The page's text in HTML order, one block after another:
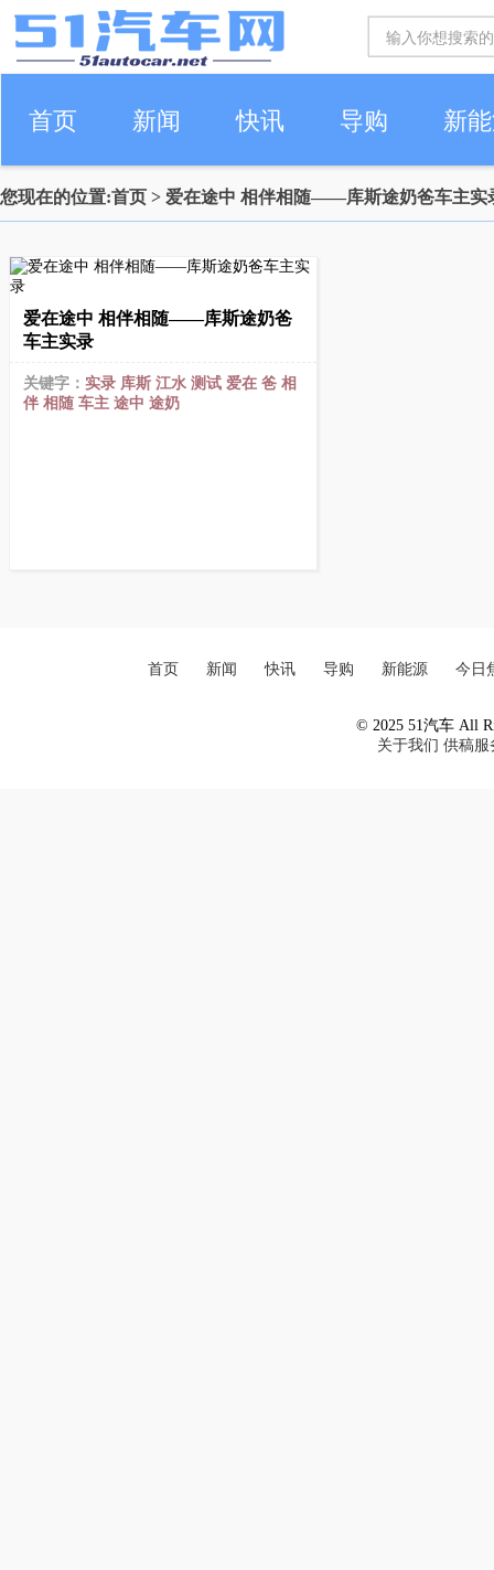
首页 新闻 快讯 导购 新
车生活
您现在的位置:首页 > 爱在途中 相伴相随——库斯途奶爸车主实
爱在途中 相伴相随——库斯途奶爸
车主实录
关键字： 实录 库斯 江水 测试 爱在 爸 相
伴 相随 车主 途中 途奶
首页 新闻 快讯 导购 新能源 今日
© 2025 51汽车 All
关于我们 供稿服